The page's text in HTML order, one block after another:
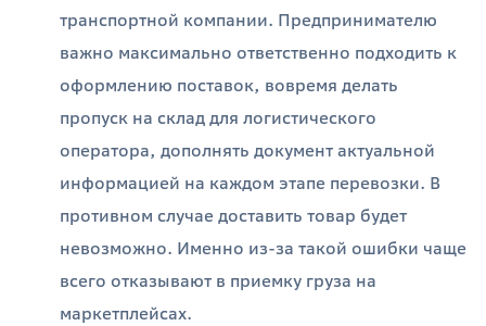
транспортной компании. Предпринимателю
важно максимально ответственно подходить к
оформлению поставок, вовремя делать
пропуск на склад для логистического
оператора, дополнять документ актуальной
информацией на каждом этапе перевозки. В
противном случае доставить товар будет
невозможно. Именно из-за такой ошибки чаще
всего отказывают в приемку груза на
маркетплейсах.